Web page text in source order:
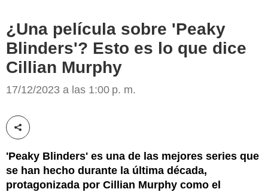
¿Una película sobre 'Peaky
Blinders'? Esto es lo que dice
Cillian Murphy
17/12/2023 a las 1:00 p. m.
Compartir esta noticia
'Peaky Blinders' es una de las mejores series que
se han hecho durante la última década,
protagonizada por Cillian Murphy como el